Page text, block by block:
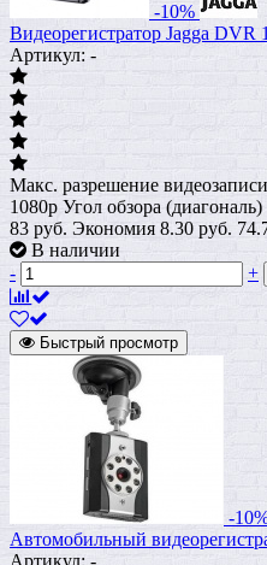
-10%
Видеорегистратор Jagga DVR
Артикул: -
Макс. разрешение
1080p Угол обзора (диагональ)
83 руб. Экономия 8.30 руб.
В наличии
-
+
Быстрый просмотр
-
Автомобильный
Артикул: -